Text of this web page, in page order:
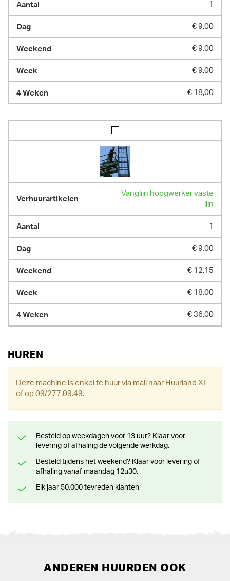
1
€ 9,00
€ 9,00
€ 9,00
€ 18,00
Vanglijn hoogwerker vaste
lijn
1
€ 9,00
€ 12,15
€ 18,00
€ 36,00
HUREN
Deze machine is enkel te huurvia mail naar Huurland XL
of op 09/277.09.49.
Besteld op weekdagen voor 13 uur? Klaar voor
levering of afhaling de volgende werkdag.
Besteld tijdens het weekend? Klaar voor levering of
afhaling vanaf maandag 12u30.
Elk jaar 50.000 tevreden klanten
ANDEREN HUURDEN OOK